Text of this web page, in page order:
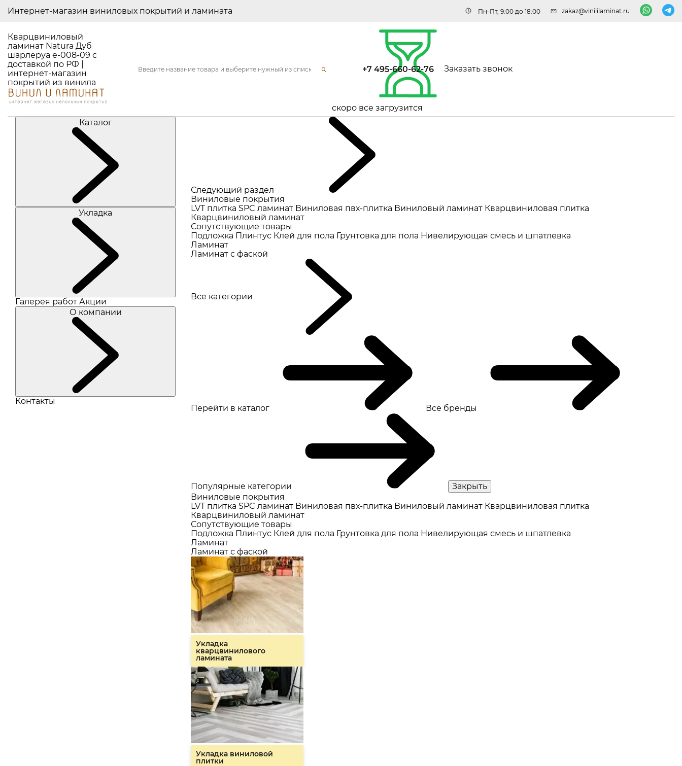
Интернет-магазин виниловых покрытий и ламината Пн-Пт, 9:00 до 18:00 zakaz@vinililaminat.ru
Кварцвиниловый
ламинат Natura Дуб
шарлеруа e-008-09 с
доставкой по РФ |
интернет-магазин
покрытий из винила
скоро все загрузится
+7 495-660-62-76 Заказать звонок
Каталог
Укладка
Галерея работ Акции
О компании
Контакты
Следующий раздел
Виниловые покрытия
LVT плитка SPC ламинат Виниловая пвх-плитка Виниловый ламинат Кварцвиниловая плитка
Кварцвиниловый ламинат
Сопутствующие товары
Подложка Плинтус Клей для пола Грунтовка для пола Нивелирующая смесь и шпатлевка
Ламинат
Ламинат с фаской
Все катeгории
Перейти в каталог Все бренды
Популярные категории
Закрыть
Виниловые покрытия
LVT плитка SPC ламинат Виниловая пвх-плитка Виниловый ламинат Кварцвиниловая плитка
Кварцвиниловый ламинат
Сопутствующие товары
Подложка Плинтус Клей для пола Грунтовка для пола Нивелирующая смесь и шпатлевка
Ламинат
Ламинат с фаской
Укладка
кварцвинилового
ламината
Укладка виниловой
плитки